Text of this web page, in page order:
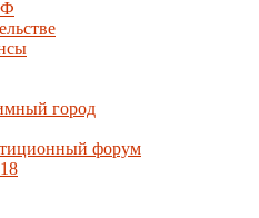
город
форум